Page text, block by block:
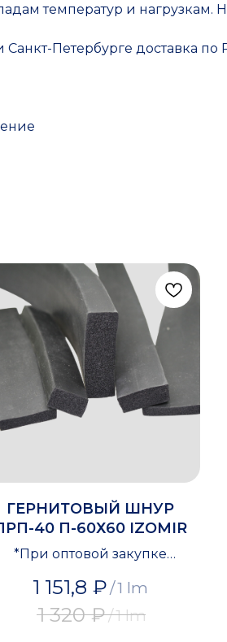
температур и нагрузкам.
Петербурге доставка по
ГЕРНИТОВЫЙ ШНУР
40 П-60Х60 IZOMIR
*При оптовой закупке
1 151,8 ₽/1 lm
1 320 ₽/1 lm